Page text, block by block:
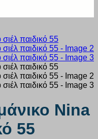
Nina
55